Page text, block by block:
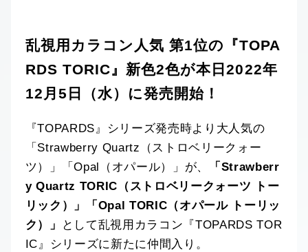
乱視用カラコン人気 第1位の『TOPA
RDS TORIC』新色2色が本日2022年
12月5日（水）に発売開始！
『TOPARDS』シリーズ発売時より大人気の
「Strawberry Quartz（ストロベリークォー
ツ）」「Opal（オパール）」が、
「Strawberr
y Quartz TORIC（ストロベリークォーツ トー
リック）」「Opal TORIC（オパール トーリッ
ク）」
として乱視用カラコン『TOPARDS TOR
IC』シリーズに新たに仲間入り。